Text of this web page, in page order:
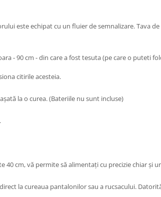
este echipat cu un fluier de semnalizare. Tava
- 90 cm - din care a fost tesuta (pe care o puteti
citirile acesteia.
la o curea. (Bateriile nu sunt incluse)
cm, vă permite să alimentați cu precizie chiar și
la cureaua pantalonilor sau a rucsacului.